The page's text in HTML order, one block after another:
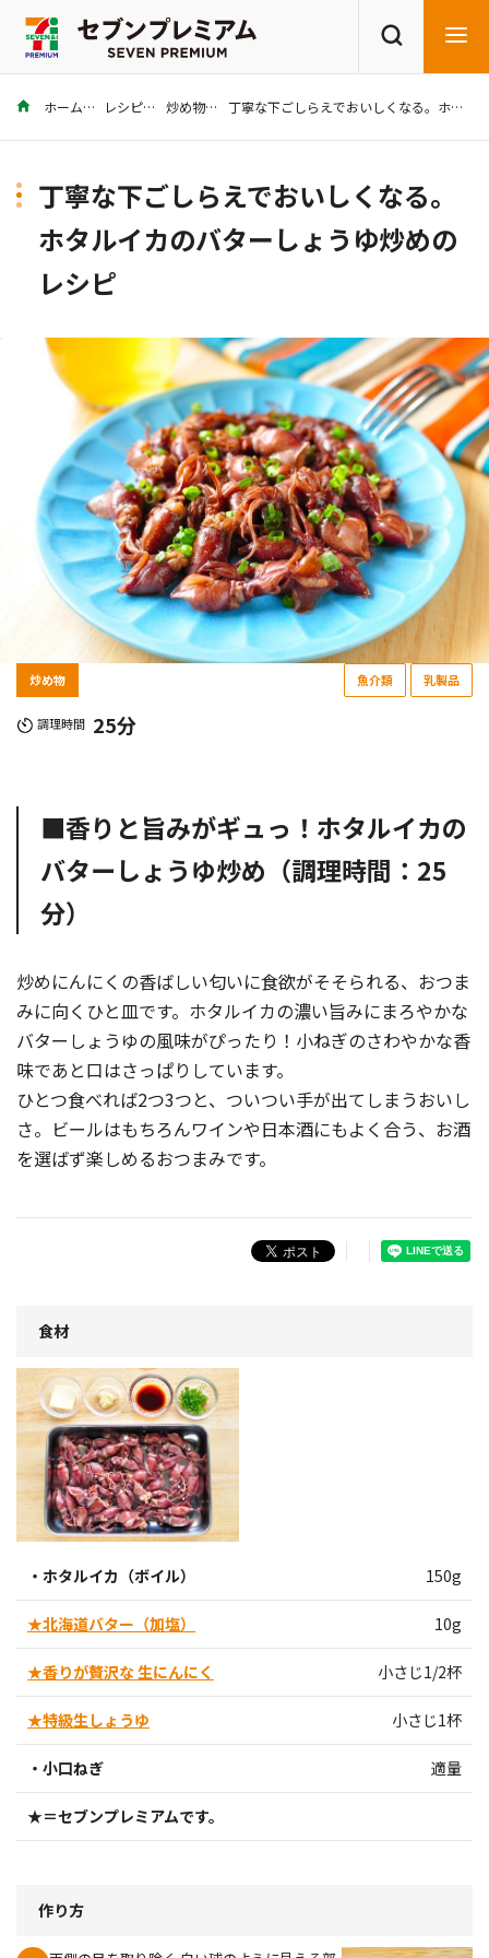
商品を探す レシピを探す
ホーム レシピ 炒め物 丁寧な下ごしらえでおいしくなる。ホタルイカのバターしょうゆ炒めのレシピ
丁寧な下ごしらえでおいしくなる。
ホタルイカのバターしょうゆ炒めの
レシピ
炒め物 魚介類 乳製品
調理時間 25分
■香りと旨みがギュっ！ホタルイカの
バターしょうゆ炒め（調理時間：25
分）
炒めにんにくの香ばしい匂いに食欲がそそられる、おつま
みに向くひと皿です。ホタルイカの濃い旨みにまろやかな
バターしょうゆの風味がぴったり！小ねぎのさわやかな香
味であと口はさっぱりしています。
ひとつ食べれば2つ3つと、ついつい手が出てしまうおいし
さ。ビールはもちろんワインや日本酒にもよく合う、お酒
を選ばず楽しめるおつまみです。
食材
・ホタルイカ（ボイル） 150g
★北海道バター（加塩） 10g
★香りが贅沢な 生にんにく 小さじ1/2杯
★特級生しょうゆ 小さじ1杯
・小口ねぎ 適量
★＝セブンプレミアムです。
作り方